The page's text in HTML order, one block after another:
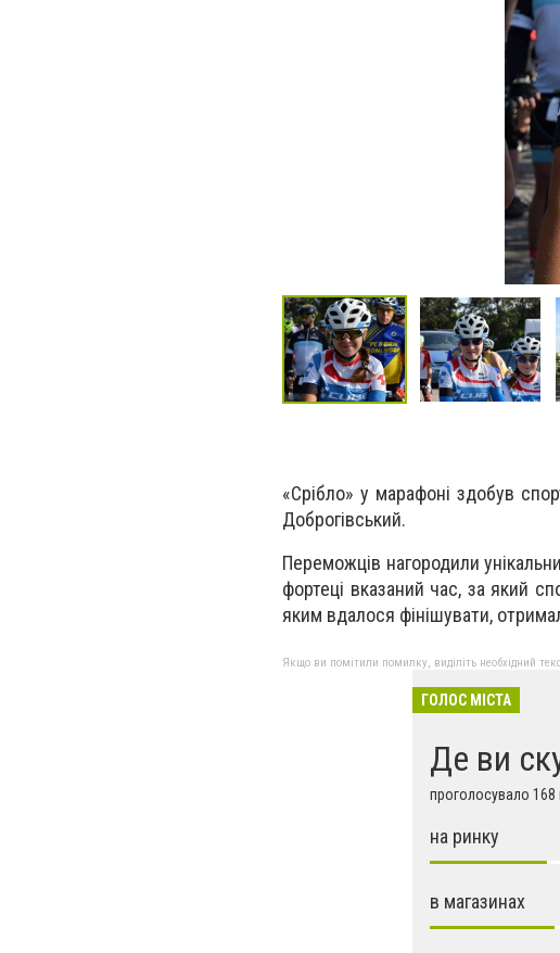
«Срібло» у марафоні здобув
Доброгівський.
Переможців нагородили
фортеці вказаний час, за який
яким вдалося фінішувати,
Якщо ви помітили помилку, виділіть необхідний
ГОЛОС МІСТА
Де ви
проголосувало 168
на ринку
в магазинах